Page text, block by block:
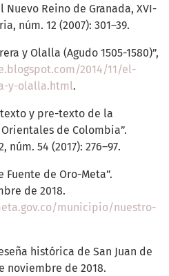
Reino de Granada, XVI-
núm. 12 (2007): 301–39.
y Olalla (Agudo 1505-1580)”,
2014/11/el-
y-olalla.html.
y pre-texto de la
de Colombia”.
54 (2017): 276–97.
de Oro-Meta”.
de 2018.
municipio/nuestro-
histórica de San Juan de
noviembre de 2018.